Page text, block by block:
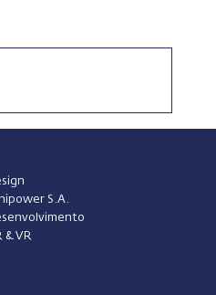
S.A.
& VR